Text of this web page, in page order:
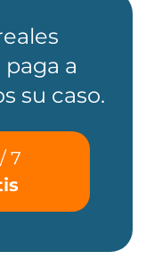
a
su caso.
7